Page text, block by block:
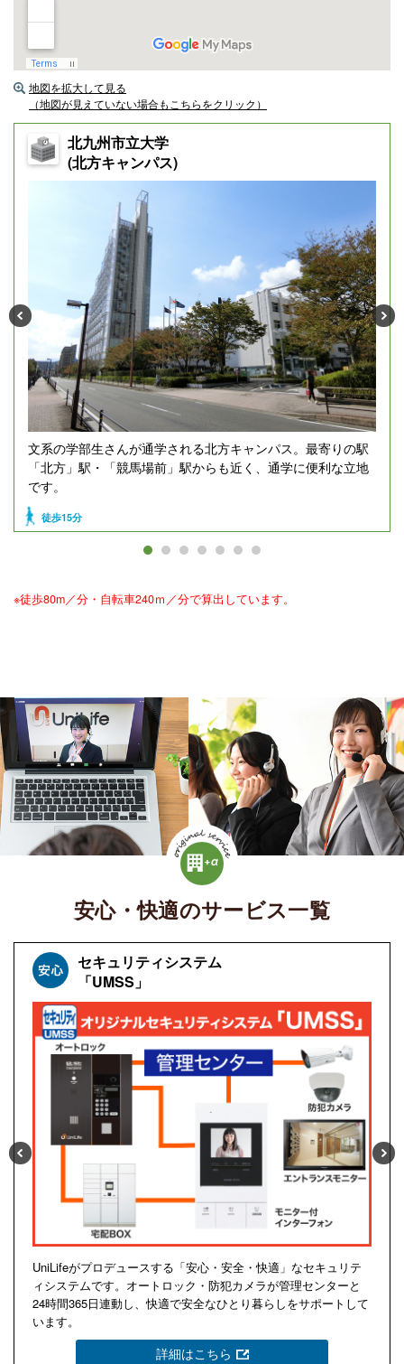
地図を拡大して見る
（地図が見えていない場合もこちらをクリック）
北九州市立大学
(北方キャンパス)
文系の学部生さんが通学される北方キャンパス。最寄りの駅
「北方」駅・「競馬場前」駅からも近く、通学に便利な立地
です。
徒歩15分
※徒歩80m／分・自転車240ｍ／分で算出しています。
安心・快適のサービス一覧
セキュリティシステム
「UMSS」
UniLifeがプロデュースする「安心・安全・快適」なセキュリテ
ィシステムです。オートロック・防犯カメラが管理センターと
24時間365日連動し、快適で安全なひとり暮らしをサポートして
います。
詳細はこちら